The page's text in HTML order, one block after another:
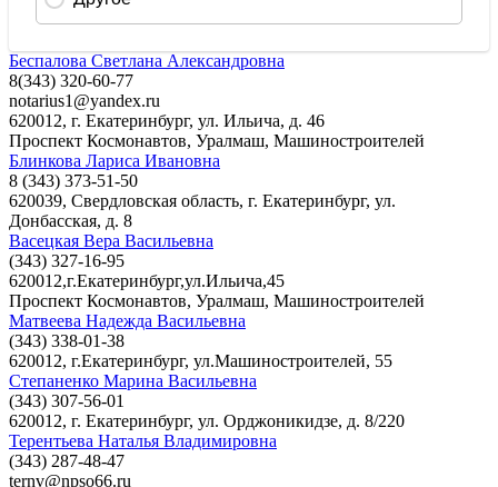
Беспалова Светлана Александровна
8(343) 320-60-77
notarius1@yandex.ru
620012, г. Екатеринбург, ул. Ильича, д. 46
Проспект Космонавтов, Уралмаш, Машиностроителей
Блинкова Лариса Ивановна
8 (343) 373-51-50
620039, Свердловская область, г. Екатеринбург, ул.
Донбасская, д. 8
Васецкая Вера Васильевна
(343) 327-16-95
620012,г.Екатеринбург,ул.Ильича,45
Проспект Космонавтов, Уралмаш, Машиностроителей
Матвеева Надежда Васильевна
(343) 338-01-38
620012, г.Екатеринбург, ул.Машиностроителей, 55
Степаненко Марина Васильевна
(343) 307-56-01
620012, г. Екатеринбург, ул. Орджоникидзе, д. 8/220
Терентьева Наталья Владимировна
(343) 287-48-47
ternv@npso66.ru